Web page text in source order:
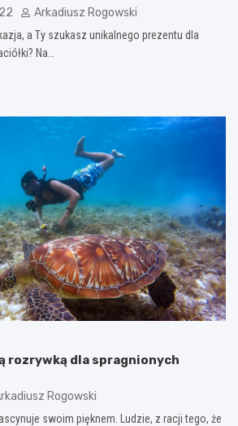
Arkadiusz Rogowski
a Ty szukasz unikalnego prezentu dla
Na…
rozrywką dla spragnionych
Rogowski
swoim pięknem. Ludzie, z racji tego, że